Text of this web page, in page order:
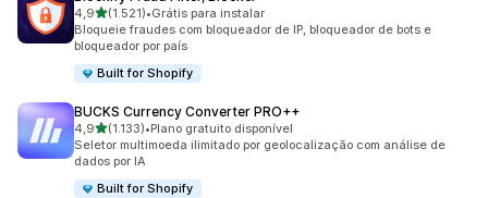
4,9de 5 estrelas
(1.521)
1521 avaliações ao todo
•Grátis para instalar
Bloqueie fraudes com bloqueador de IP, bloqueador de bots e
bloqueador por país
Built for Shopify
BUCKS Currency Converter PRO++
4,9de 5 estrelas
(1.133)
1133 avaliações ao todo
•Plano gratuito disponível
Seletor multimoeda ilimitado por geolocalização com análise de
dados por IA
Built for Shopify